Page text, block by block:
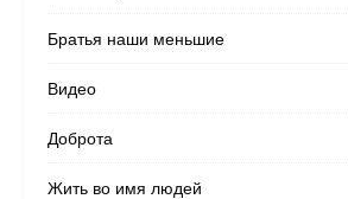
Братья наши меньшие
Видео
Доброта
Жить во имя людей